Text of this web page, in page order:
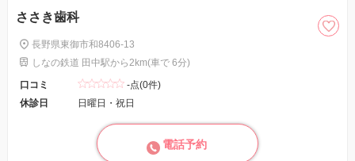
ささき歯科
長野県東御市和8406-13
しなの鉄道 田中駅から2km(車で 6分)
口コミ
-点(0件)
休診日
日曜日・祝日
電話予約